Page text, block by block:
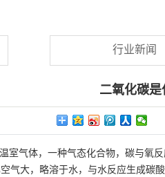
行业新闻
二氧化碳是
室气体，一种气态化合物，碳与氧
气大，略溶于水，与水反应生成碳